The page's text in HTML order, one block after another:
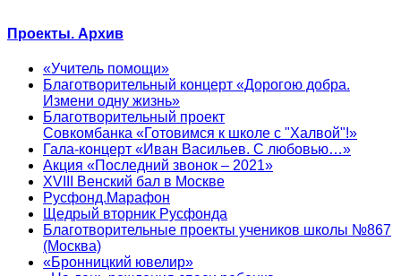
Проекты. Архив
«Учитель помощи»
Благотворительный концерт «Дорогою добра.
Измени одну жизнь»
Благотворительный проект
Совкомбанка «Готовимся к школе с "Халвой"!»
Гала-концерт «Иван Васильев. С любовью…»
Акция «Последний звонок – 2021»
XVIII Венский бал в Москве
Русфонд.Марафон
Щедрый вторник Русфонда
Благотворительные проекты учеников школы №867
(Москва)
«Бронницкий ювелир»